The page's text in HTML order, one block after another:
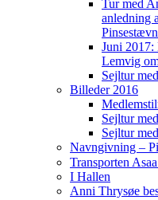
Tur med
anledning
Juni 2017:
Lemvig
Sejltur
Billeder 2016
Sejltur
Sejltur
Navngivning –
Transporten
I Hallen
Anni Thrysøe